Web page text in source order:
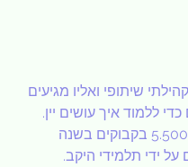
שיתופי ואליו מגיעים
ללמוד איך עושים יין.
היקב מייצר כ-5.500 בקבוקים בשנה
על ידי תלמידי היקב.